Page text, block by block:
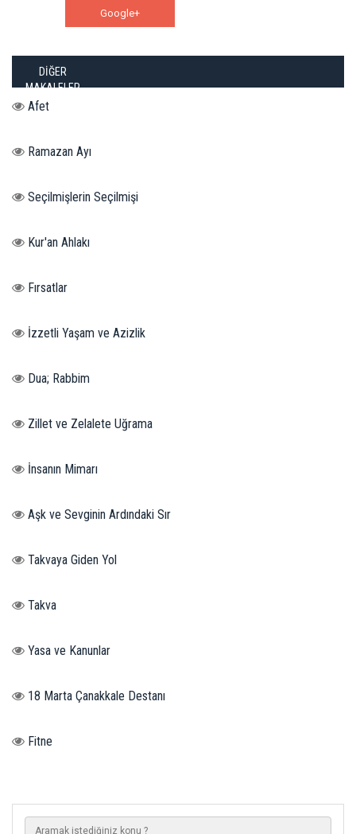
Google+
DİĞER
MAKALELER
Afet
Ramazan Ayı
Seçilmişlerin Seçilmişi
Kur'an Ahlakı
Fırsatlar
İzzetli Yaşam ve Azizlik
Dua; Rabbim
Zillet ve Zelalete Uğrama
İnsanın Mimarı
Aşk ve Sevginin Ardındaki Sır
Takvaya Giden Yol
Takva
Yasa ve Kanunlar
18 Marta Çanakkale Destanı
Fitne